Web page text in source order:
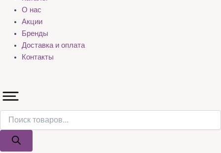
О нас
Акции
Бренды
Доставка и оплата
Контакты